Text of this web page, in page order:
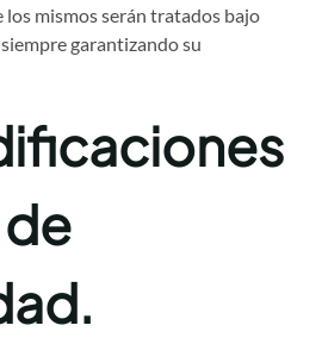
mismos serán tratados bajo
garantizando su